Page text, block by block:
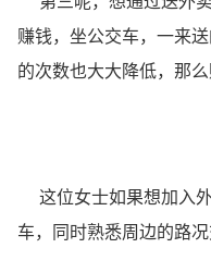
赚钱，坐公交车，一来
的次数也大大降低，那么
这位女士如果想加入
车，同时熟悉周边的路况